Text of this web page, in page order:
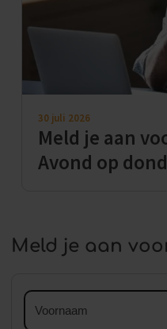
30 juli 2026
Meld je aan
Avond op
Meld je aan
Voornaam